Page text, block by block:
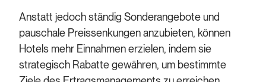
Anstatt jedoch ständig Sonderangebote und
pauschale Preissenkungen anzubieten, können
Hotels mehr Einnahmen erzielen, indem sie
strategisch Rabatte gewähren, um bestimmte